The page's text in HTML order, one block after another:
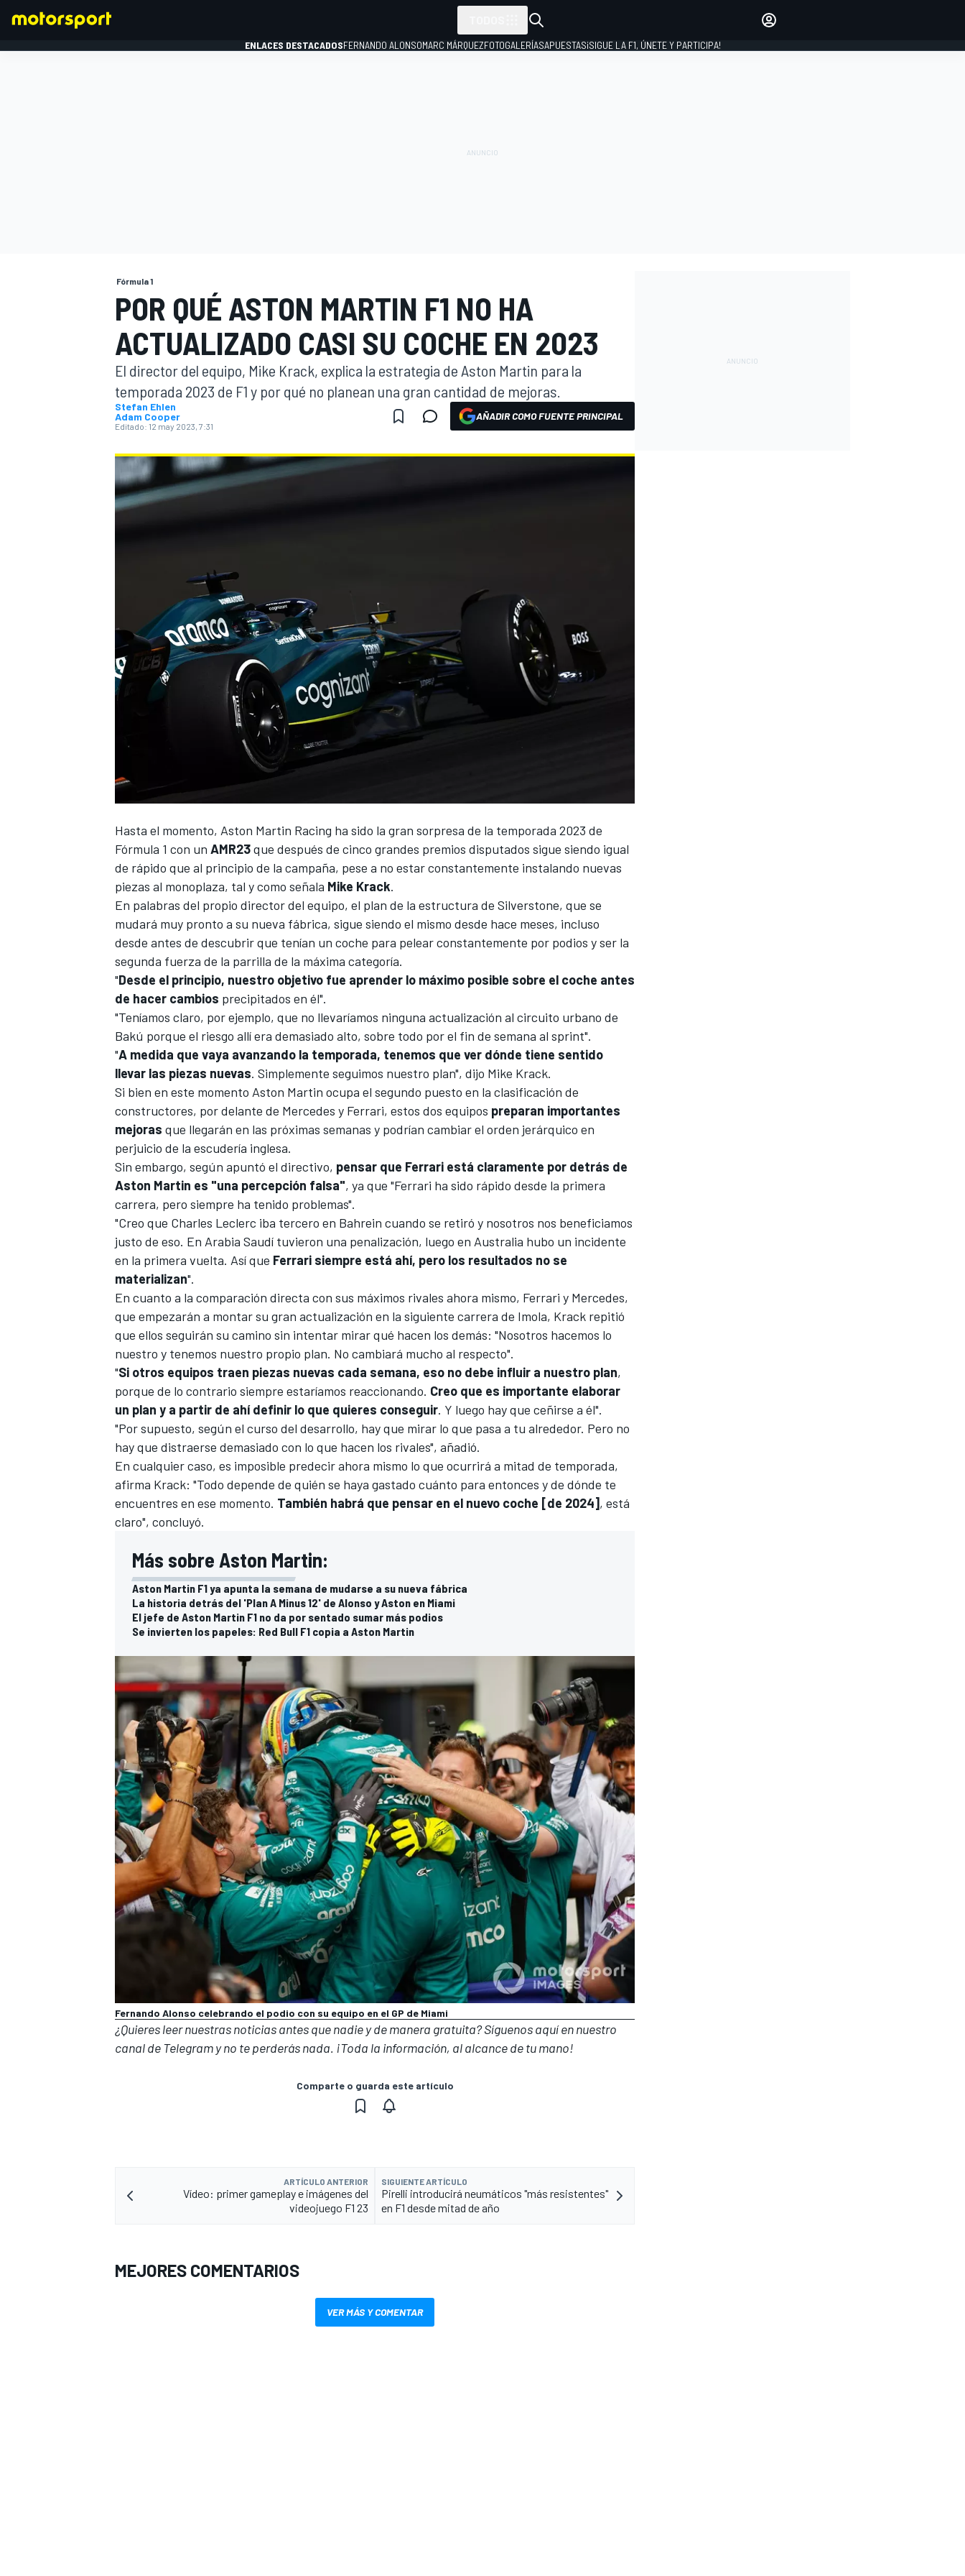
MÁS CATEGORÍAS
ENLACES DESTACADOSFERNANDO ALONSOMARC MÁRQUEZFOTOGALERÍASAPUESTAS¡SIGUE LA F1, ÚNETE Y PARTICIPA!
Fórmula 1
POR QUÉ ASTON MARTIN F1 NO HA
ACTUALIZADO CASI SU COCHE EN 2023
El director del equipo, Mike Krack, explica la estrategia de Aston Martin para la
temporada 2023 de F1 y por qué no planean una gran cantidad de mejoras.
Stefan Ehlen
Adam Cooper
Editado: 12 may 2023, 7:31
AÑADIR COMO FUENTE PRINCIPAL
Hasta el momento, Aston Martin Racing ha sido la gran sorpresa de la temporada 2023 de
Fórmula 1 con un AMR23que después de cinco grandes premios disputados sigue siendo igual
de rápido que al principio de la campaña, pese a no estar constantemente instalando nuevas
piezas al monoplaza, tal y como señala Mike Krack.
En palabras del propio director del equipo, el plan de la estructura de Silverstone, que se
mudará muy pronto a su nueva fábrica, sigue siendo el mismo desde hace meses, incluso
desde antes de descubrir que tenían un coche para pelear constantemente por podios y ser la
segunda fuerza de la parrilla de la máxima categoría.
"Desde el principio, nuestro objetivo fue aprender lo máximo posible sobre el coche antes
de hacer cambios precipitados en él".
"Teníamos claro, por ejemplo, que no llevaríamos ninguna actualización al circuito urbano de
Bakú porque el riesgo allí era demasiado alto, sobre todo por el fin de semana al sprint".
"A medida que vaya avanzando la temporada, tenemos que ver dónde tiene sentido
llevar las piezas nuevas. Simplemente seguimos nuestro plan", dijo Mike Krack.
Si bien en este momento Aston Martin ocupa el segundo puesto en la clasificación de
constructores, por delante de Mercedes y Ferrari, estos dos equipos preparan importantes
mejoras que llegarán en las próximas semanas y podrían cambiar el orden jerárquico en
perjuicio de la escudería inglesa.
Sin embargo, según apuntó el directivo, pensar que Ferrari está claramente por detrás de
Aston Martin es "una percepción falsa", ya que "Ferrari ha sido rápido desde la primera
carrera, pero siempre ha tenido problemas".
"Creo que Charles Leclerc iba tercero en Bahrein cuando se retiró y nosotros nos beneficiamos
justo de eso. En Arabia Saudí tuvieron una penalización, luego en Australia hubo un incidente
en la primera vuelta. Así que Ferrari siempre está ahí, pero los resultados no se
materializan".
En cuanto a la comparación directa con sus máximos rivales ahora mismo, Ferrari y Mercedes,
que empezarán a montar su gran actualización en la siguiente carrera de Imola, Krack repitió
que ellos seguirán su camino sin intentar mirar qué hacen los demás: "Nosotros hacemos lo
nuestro y tenemos nuestro propio plan. No cambiará mucho al respecto".
"Si otros equipos traen piezas nuevas cada semana, eso no debe influir a nuestro plan,
porque de lo contrario siempre estaríamos reaccionando. Creo que es importante elaborar
un plan y a partir de ahí definir lo que quieres conseguir. Y luego hay que ceñirse a él".
"Por supuesto, según el curso del desarrollo, hay que mirar lo que pasa a tu alrededor. Pero no
hay que distraerse demasiado con lo que hacen los rivales", añadió.
En cualquier caso, es imposible predecir ahora mismo lo que ocurrirá a mitad de temporada,
afirma Krack: "Todo depende de quién se haya gastado cuánto para entonces y de dónde te
encuentres en ese momento. También habrá que pensar en el nuevo coche [de 2024], está
claro", concluyó.
Más sobre Aston Martin:
Aston Martin F1 ya apunta la semana de mudarse a su nueva fábrica
La historia detrás del 'Plan A Minus 12' de Alonso y Aston en Miami
El jefe de Aston Martin F1 no da por sentado sumar más podios
Se invierten los papeles: Red Bull F1 copia a Aston Martin
Fernando Alonso celebrando el podio con su equipo en el GP de Miami
¿Quieres leer nuestras noticias antes que nadie y de manera gratuita? Síguenosaquí en nuestro
canal de Telegramy no te perderás nada. ¡Toda la información, al alcance de tu mano!
Comparte o guarda este artículo
ARTÍCULO ANTERIOR
Vídeo: primer gameplay e imágenes del
videojuego F1 23
SIGUIENTE ARTÍCULO
Pirelli introducirá neumáticos "más resistentes"
en F1 desde mitad de año
MEJORES COMENTARIOS
VER MÁS Y COMENTAR